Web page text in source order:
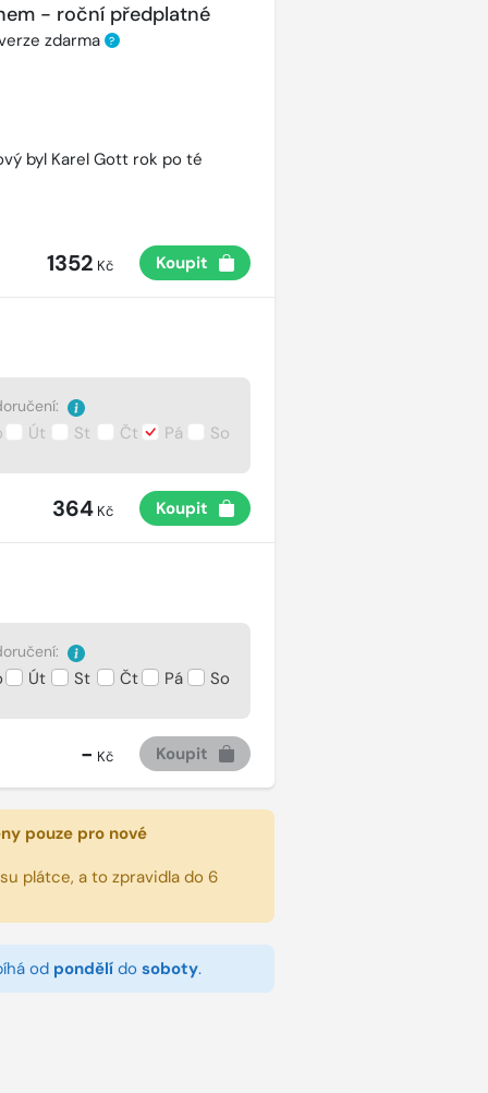
- roční předplatné
zdarma ?
byl Karel Gott rok po té
1352 Kč Koupit
Út St Čt Pá So
364Kč Koupit
Út St Čt Pá So
- Kč Koupit
pouze pro nové
plátce, a to zpravidla do 6
od pondělído soboty.